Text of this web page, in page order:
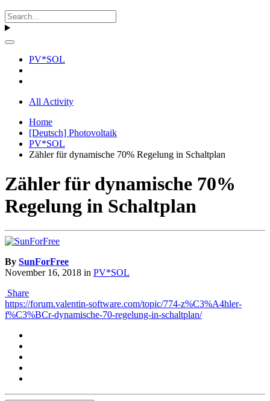
PV*SOL
All Activity
Home
[Deutsch] Photovoltaik
PV*SOL
Zähler für dynamische 70% Regelung in Schaltplan
Zähler für dynamische 70%
Regelung in Schaltplan
By SunForFree
November 16, 2018 in PV*SOL
Share
https://forum.valentin-software.com/topic/774-z%C3%A4hler-
f%C3%BCr-dynamische-70-regelung-in-schaltplan/